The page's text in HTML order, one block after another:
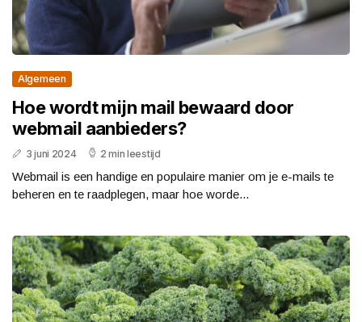
Algemeen
Hoe wordt mijn mail bewaard door
webmail aanbieders?
3 juni 2024 2 min leestijd
Webmail is een handige en populaire manier om je e-mails te
beheren en te raadplegen, maar hoe worde...